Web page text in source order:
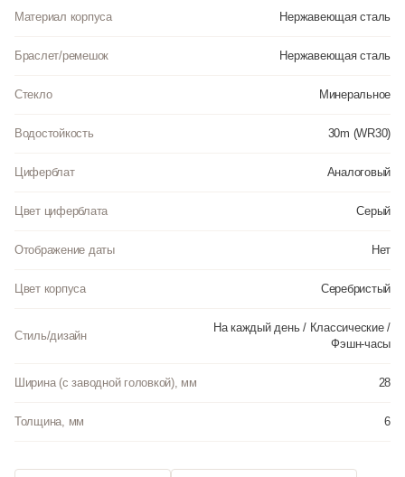
Материал корпуса Нержавеющая сталь
Браслет/ремешок Нержавеющая сталь
Стекло Минеральное
Водостойкость 30m (WR30)
Циферблат Аналоговый
Цвет циферблата Серый
Отображение даты Нет
Цвет корпуса Серебристый
Стиль/дизайн
На каждый день / Классические /
Фэшн-часы
Ширина (с заводной головкой), мм 28
Толщина, мм 6